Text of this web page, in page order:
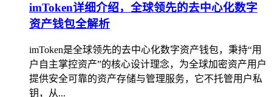
imToken详细介绍，全球领先的去中心化数字
资产钱包全解析
imToken是全球领先的去中心化数字资产钱包，秉持“用
户自主掌控资产”的核心设计理念，为全球加密资产用户
提供安全可靠的资产存储与管理服务，它不托管用户私
钥，从...